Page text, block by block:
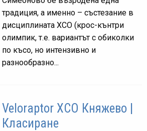
традиция, а именно – състезание в
дисциплината ХСО (крос-кънтри
олимпик, т.е. вариантът с обиколки
по късо, но интензивно и
разнообразно...
Veloraptor XCO Княжево |
Класиране